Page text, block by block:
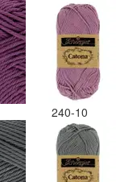
240-10